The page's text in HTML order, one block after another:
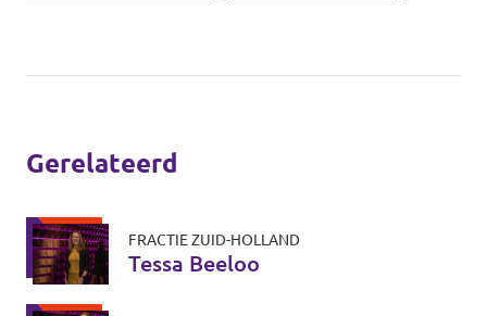
Gerelateerd
FRACTIE ZUID-HOLLAND
Tessa Beeloo